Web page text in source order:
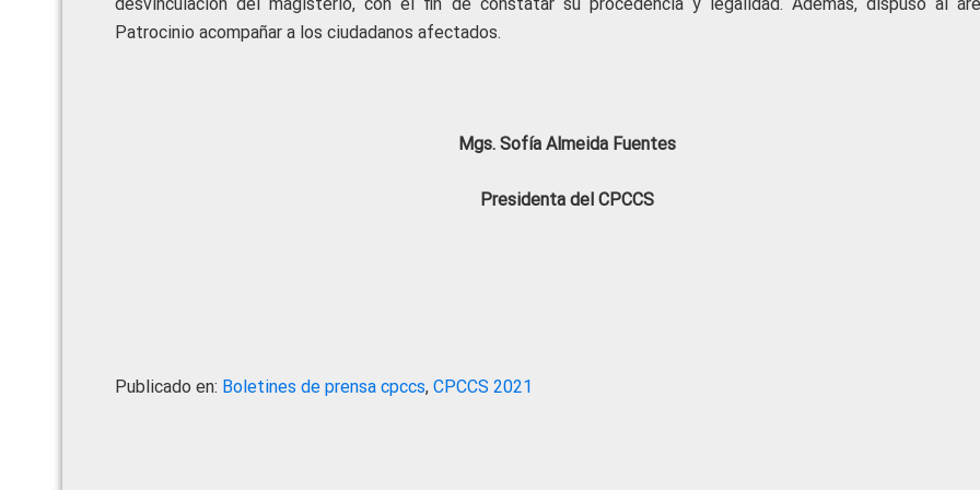
Patrocinio acompañar a los ciudadanos afectados.
Mgs. Sofía Almeida Fuentes
Presidenta del CPCCS
Publicado en: Boletines de prensa cpccs, CPCCS 2021